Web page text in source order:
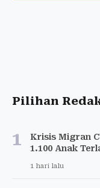
Pilihan
1
Krisis Migran
1.100 Anak
1 hari lalu